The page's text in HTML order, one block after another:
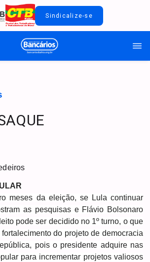
Sindicalize-se
meses da eleição, se Lula continuar
as pesquisas e Flávio Bolsonaro
pode ser decidido no 1º turno, o que
do projeto de democracia
pois o presidente adquire nas
para incrementar projetos valiosos